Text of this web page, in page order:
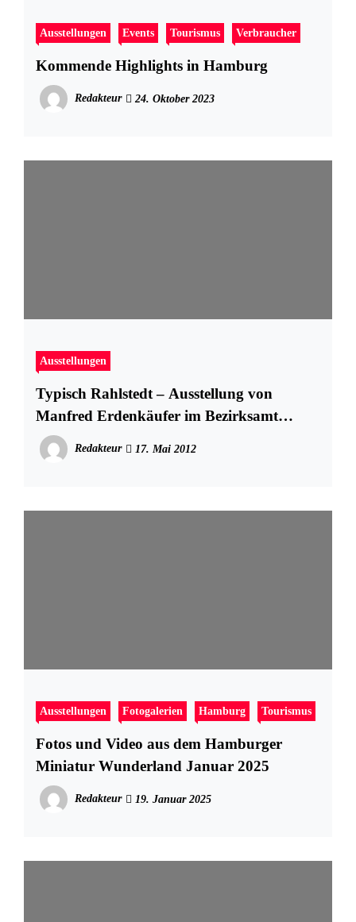
Ausstellungen Events Tourismus Verbraucher
Kommende Highlights in Hamburg
Redakteur 24. Oktober 2023
Ausstellungen
Typisch Rahlstedt – Ausstellung von
Manfred Erdenkäufer im Bezirksamt
Wandsbek
Redakteur 17. Mai 2012
Ausstellungen Fotogalerien Hamburg Tourismus
Fotos und Video aus dem Hamburger
Miniatur Wunderland Januar 2025
Redakteur 19. Januar 2025